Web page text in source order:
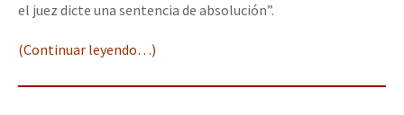
el juez dicte una sentencia de absolución”.
(Continuar leyendo…)